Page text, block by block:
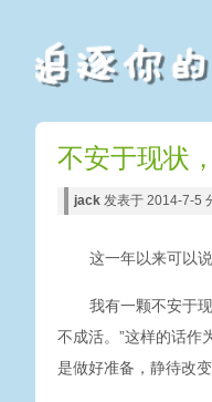
不安于现状
jack 发表于 2014-7-5
这一年以来可以
我有一颗不安于
不成活。”这样的话作
是做好准备，静待改